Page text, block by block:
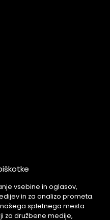
vsebine in oglasov,
in za analizo prometa.
spletnega mesta
za družbene medije,